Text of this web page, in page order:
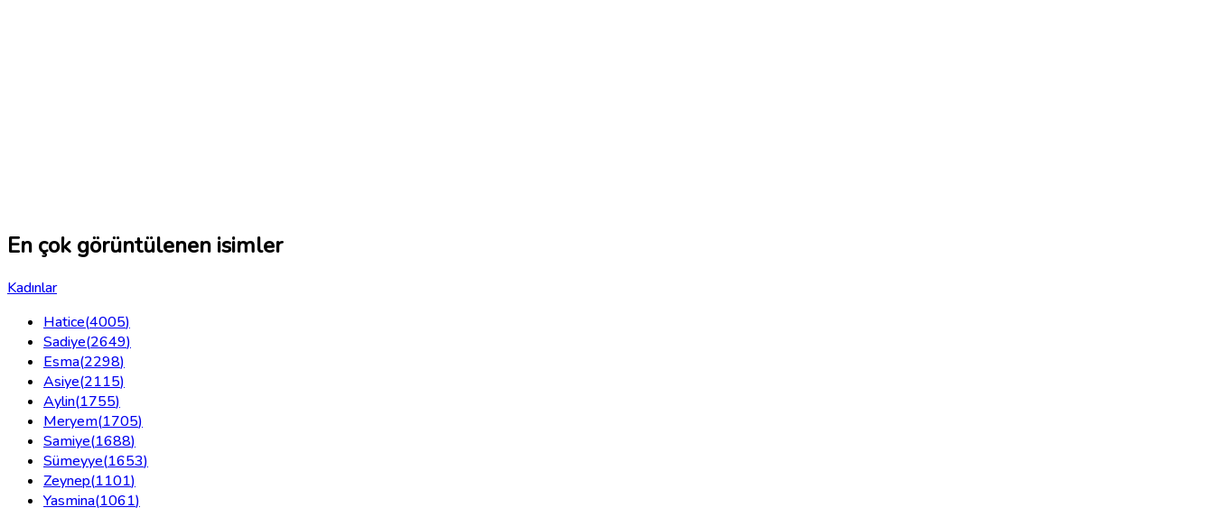
En çok görüntülenen isimler
Kadınlar
Hatice(4005)
Sadiye(2649)
Esma(2298)
Asiye(2115)
Aylin(1755)
Meryem(1705)
Samiye(1688)
Sümeyye(1653)
Zeynep(1101)
Yasmina(1061)